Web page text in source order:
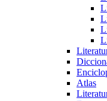
Atlas